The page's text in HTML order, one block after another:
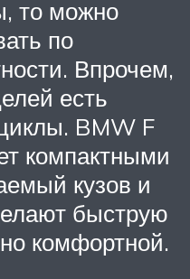
то можно
по
Впрочем,
есть
BMW F
компактными
кузов и
быструю
комфортной.